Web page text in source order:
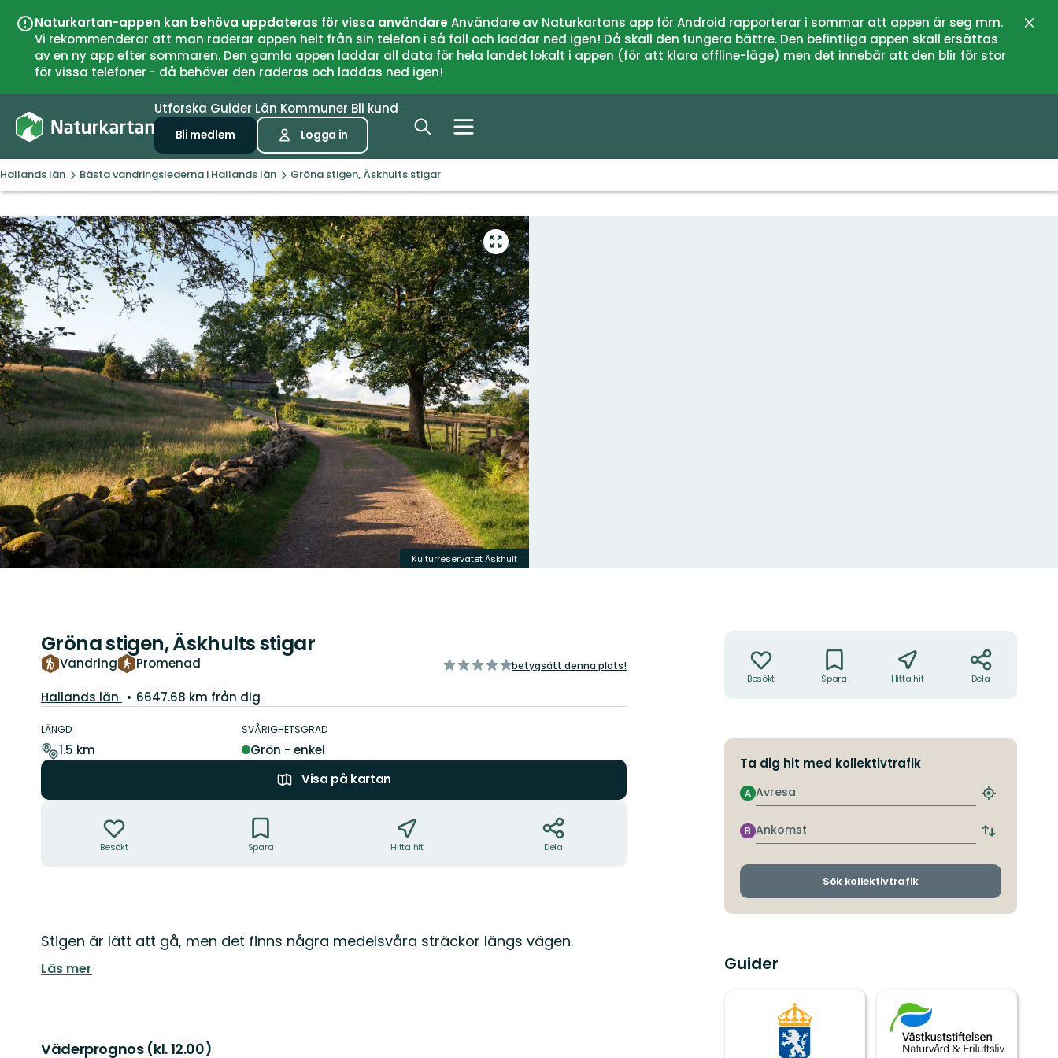
Naturkartan-appen kan behöva uppdateras för vissa användareAnvändare av Naturkartans app för Android rapporterar i sommar att appen är seg mm.
Vi rekommenderar att man raderar appen helt från sin telefon i så fall och laddar ned igen! Då skall den fungera bättre. Den befintliga appen skall ersättas
av en ny app efter sommaren. Den gamla appen laddar all data för hela landet lokalt i appen (för att klara offline-läge) men det innebär att den blir för stor
för vissa telefoner - då behöver den raderas och laddas ned igen!
Utforska Guider Län Kommuner Bli kund
Bli medlem Logga in
Hallands län Bästa vandringslederna i Hallands län Gröna stigen, Äskhults stigar
Gå
till
helskärmsläge
Kulturreservatet Äskhult
Gröna stigen, Äskhults stigar
Vandring Promenad
av
betygsätt denna plats!
Län:
Hallands län 6647.68 km från dig
om
leden
LÄNGD
1.5 km
SVÅRIGHETSGRAD
Grön - enkel
Visa på kartan
Besökt Spara Hitta hit Dela
Beskrivning
Stigen är lätt att gå, men det finns några medelsvåra sträckor längs vägen.
Läs mer
Väderprognos (kl. 12.00)
Besökt Spara Hitta hit Dela
Ta dig hit med kollektivtrafik
Avresa
A
Hitta
hållplats
Ankomst
B
Byt
och
Sök kollektivtrafik
Guider